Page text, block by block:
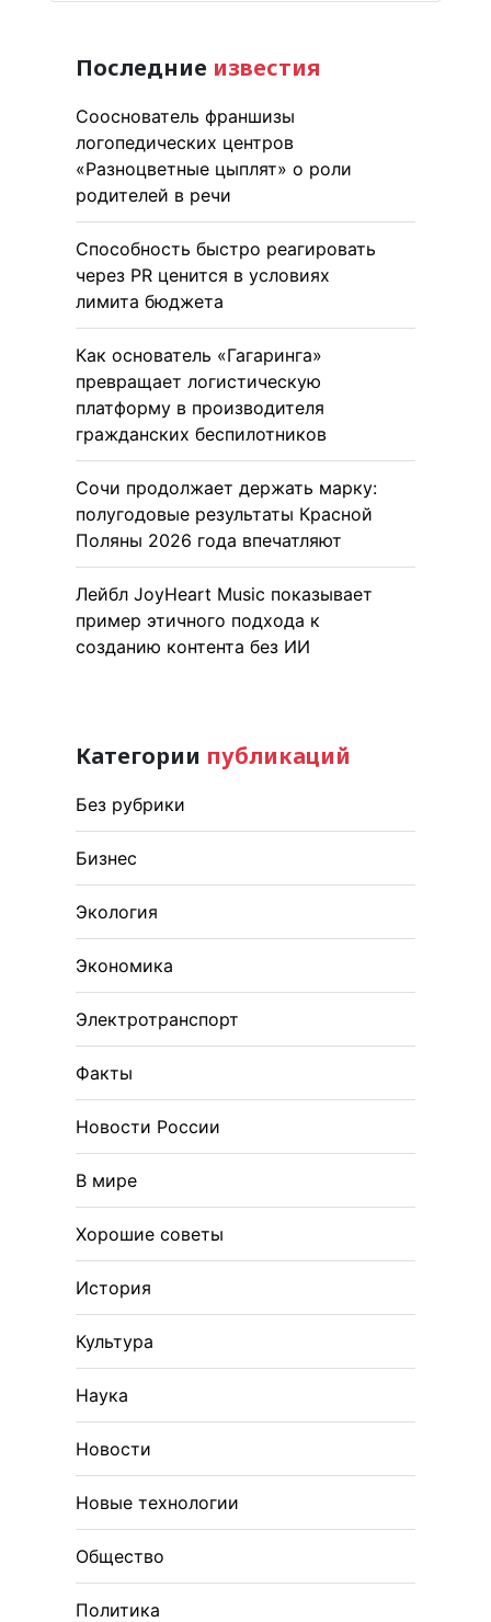
Последние известия
Сооснователь франшизы
логопедических центров
«Разноцветные цыплят» о роли
родителей в речи
Способность быстро реагировать
через PR ценится в условиях
лимита бюджета
Как основатель «Гагаринга»
превращает логистическую
платформу в производителя
гражданских беспилотников
Сочи продолжает держать марку:
полугодовые результаты Красной
Поляны 2026 года впечатляют
Лейбл JoyHeart Music показывает
пример этичного подхода к
созданию контента без ИИ
Категории публикаций
Без рубрики
Бизнес
Экология
Экономика
Электротранспорт
Факты
Новости России
В мире
Хорошие советы
История
Культура
Наука
Новости
Новые технологии
Общество
Политика